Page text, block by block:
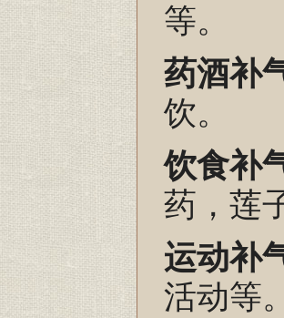
等。
药酒补
饮。
饮食补
药，莲
运动补
活动等